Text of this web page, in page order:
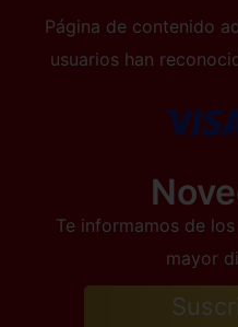
Página de contenido
usuarios han
Te informamos de
mayor